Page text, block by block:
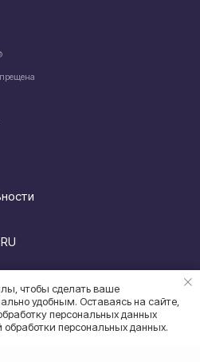
чтобы сделать ваше
удобным. Оставаясь на сайте,
персональных данных
обработки персональных данных.